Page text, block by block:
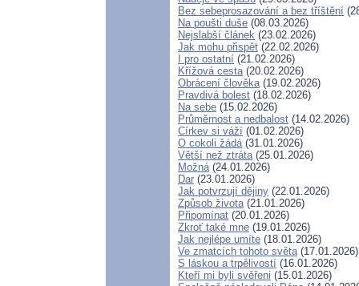
Bez sebeprosazování a bez tříštění
Na poušti duše (08.03.2026)
Nejslabší článek (23.02.2026)
Jak mohu přispět (22.02.2026)
I pro ostatní (21.02.2026)
Křížová cesta(20.02.2026)
Obrácení člověka(19.02.2026)
Pravdivá bolest (18.02.2026)
Na sebe (15.02.2026)
Průměrnost a nedbalost (14.02.2026)
Církev si váží (01.02.2026)
O cokoli žádá(31.01.2026)
Větší než ztráta(25.01.2026)
Možná(24.01.2026)
Dar (23.01.2026)
Jak potvrzují dějiny (22.01.2026)
Způsob života(21.01.2026)
Připomínat (20.01.2026)
Zkroť také mne (19.01.2026)
Jak nejlépe umíte (18.01.2026)
Ve zmatcích tohoto světa(17.01.2026)
S láskou a trpělivostí (16.01.2026)
Kteří mi byli svěřeni (15.01.2026)